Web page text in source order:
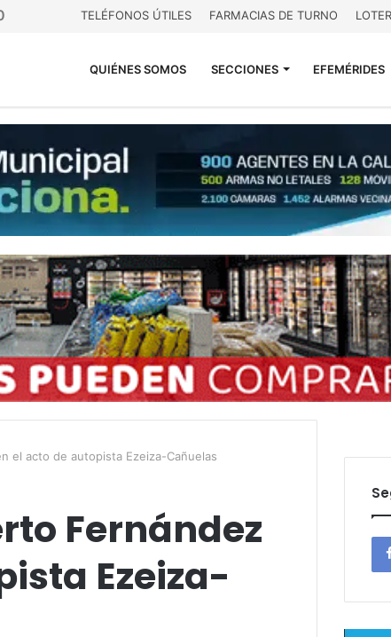
TELÉFONOS ÚTILES FARMACIAS DE TURNO
QUIÉNES SOMOS SECCIONES EFEMÉRIDES
el acto de autopista Ezeiza-Cañuelas
Fernández
Ezeiza-